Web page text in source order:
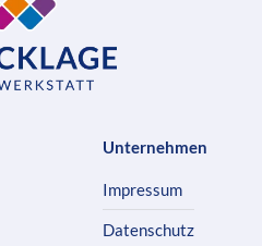
Unternehmen
Impressum
Datenschutz